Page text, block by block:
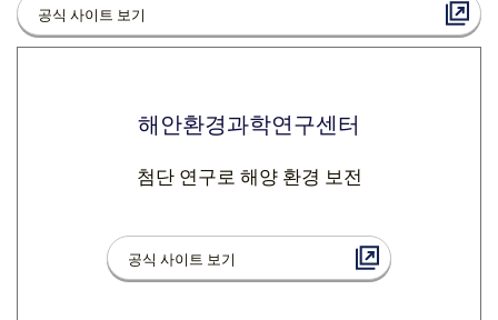
공식 사이트 보기
해안환경과학연구센터
첨단 연구로 해양 환경 보전
공식 사이트 보기